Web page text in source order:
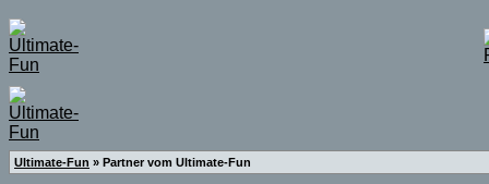
Ultimate-Fun » Partner vom Ultimate-Fun